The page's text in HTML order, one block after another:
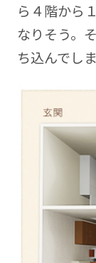
ら４階から
なりそう。
ち込んでし